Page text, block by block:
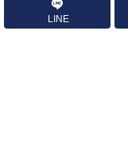
LINE